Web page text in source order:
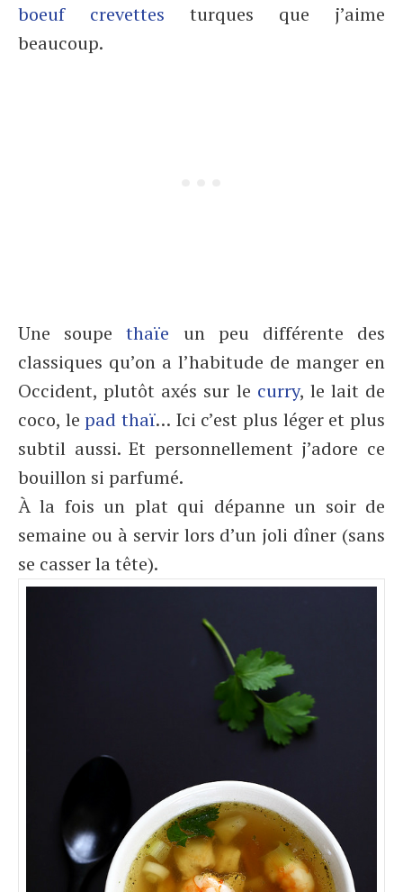
boeuf crevettes turques que j’aime
beaucoup.
Une soupethaïe un peu différente des
classiques qu’on a l’habitude de manger en
Occident, plutôt axés sur le curry, le lait de
coco, le pad thaï… Ici c’est plus léger et plus
subtil aussi. Et personnellement j’adore ce
bouillon si parfumé.
À la fois un plat qui dépanne un soir de
semaine ou à servir lors d’un joli dîner (sans
se casser la tête).